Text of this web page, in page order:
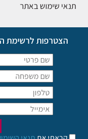
תנאי שימוש באתר
הצטרפות לרשימת